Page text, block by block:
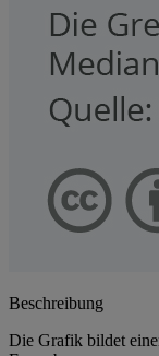
Beschreibung
Die Grafik bildet